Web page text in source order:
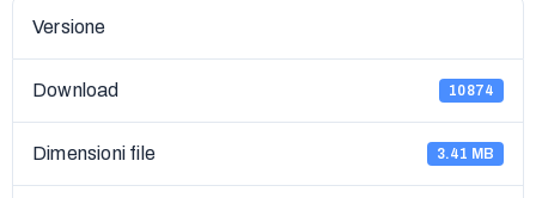
Versione
Download 10874
Dimensioni file 3.41 MB